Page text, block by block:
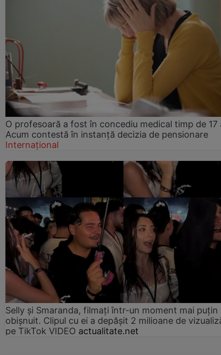
O profesoară a fost în concediu medical timp de 17
Acum contestă în instanță decizia de pensionare
Internațional
Selly și Smaranda, filmați într-un moment mai puțin
obișnuit. Clipul cu ei a depășit 2 milioane de
pe TikTok VIDEO actualitate.net